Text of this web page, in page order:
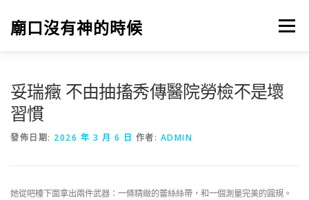
廟口沒有神的時候 選單
妥瑞癥 不由抽搐秀傳醫院勞檢不是壞
習慣
發佈日期: 2026 年 3 月 6 日 作者: ADMIN
她從吧檯下面拿出兩件武器：一條精緻的蕾絲絲帶，和一個測量完美的圓規。